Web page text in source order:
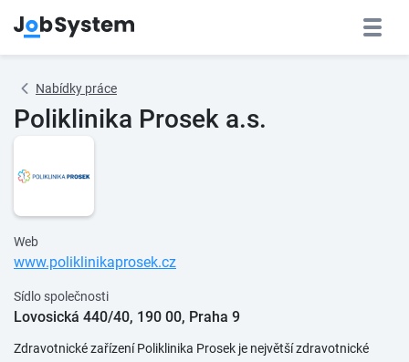
Nabídky práce
Poliklinika Prosek a.s.
Web
www.poliklinikaprosek.cz
Sídlo společnosti
Lovosická 440/40, 190 00, Praha 9
Zdravotnické zařízení Poliklinika Prosek je největší zdravotnické